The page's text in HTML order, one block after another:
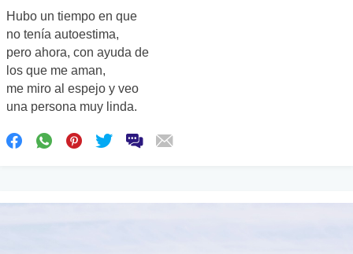
Hubo un tiempo en que
no tenía autoestima,
pero ahora, con ayuda de
los que me aman,
me miro al espejo y veo
una persona muy linda.